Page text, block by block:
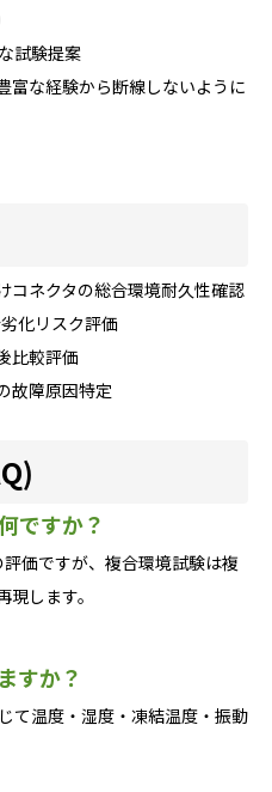
試験提案
富な経験から断線しないように
コネクタの総合環境耐久性確認
化リスク評価
比較評価
故障原因特定
ですか？
価ですが、複合環境試験は複
します。
すか？
て温度・湿度・凍結温度・振動